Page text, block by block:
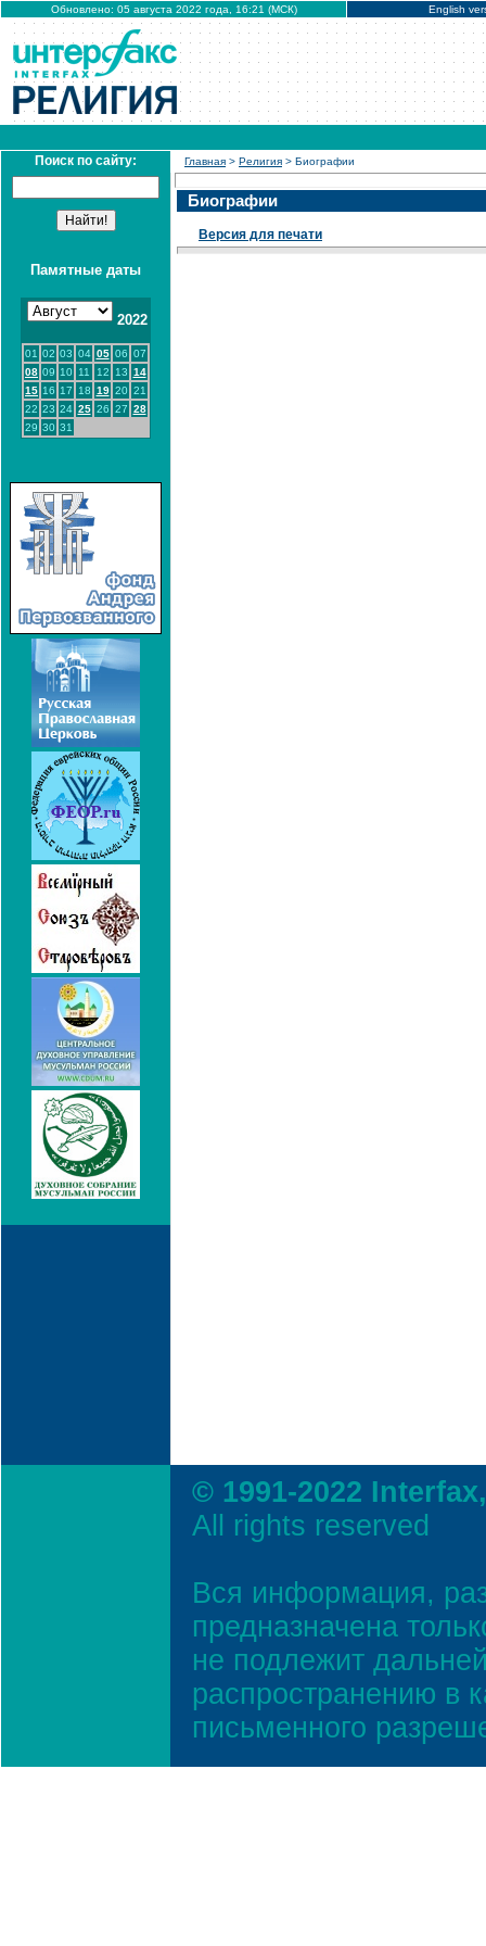
Обновлено: 05 августа 2022 года, 16:21 (МСК) English
Поиск по сайту:
Памятные даты
2022
01 02 03 04 05 06 07
08 09 10 11 12 13 14
15 16 17 18 19 20 21
22 23 24 25 26 27 28
29 30 31
Главная > Религия > Биографии
Биографии
Версия для печати
© 1991-2022
All rights reserved
Вся информация,
предназначена
не подлежит
распространению в
письменного